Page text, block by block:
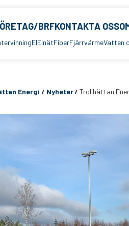
ElElnätFiberFjärrvärmeVatten
BRFKONTAKTA OSS
Energi / Nyheter/ Trollhättan